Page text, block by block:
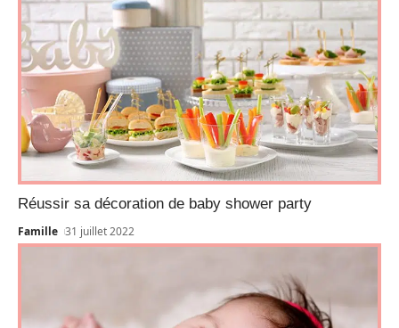
Réussir sa décoration de baby shower party
Famille 31 juillet 2022